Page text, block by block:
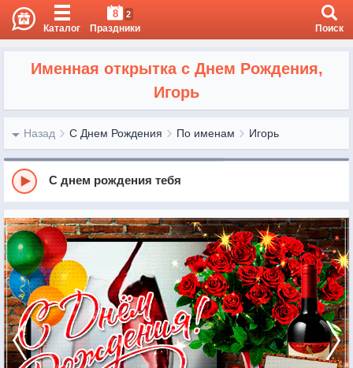
Каталог
8 2
Праздники Поиск
Именная открытка с Днем Рождения,
Игорь
Назад С Днем Рождения По именам Игорь
С днем рождения тебя